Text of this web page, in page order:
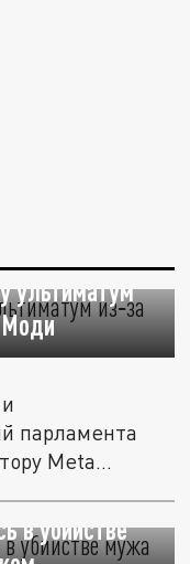
ультиматум
Моди
парламента
Meta
в убийстве